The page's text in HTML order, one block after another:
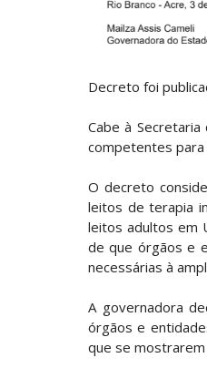
Decreto foi
Cabe à
competentes
O decreto
leitos de terapia
leitos adultos em
de que órgãos e
necessárias à
A governadora
órgãos e
que se